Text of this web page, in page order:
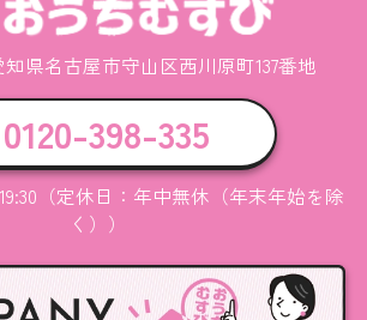
県名古屋市守山区西川原町137番地
0120-398-335
（定休日：年中無休（年末年始を除
く））